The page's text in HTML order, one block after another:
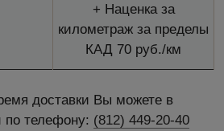
+ Наценка за
километраж за пределы
КАД 70 руб./км
доставки Вы можете в
по телефону: (812) 449-20-40